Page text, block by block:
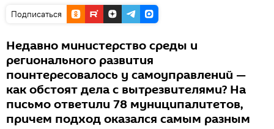
Подписаться
Недавно министерство среды и
регионального развития
поинтересовалось у самоуправлений —
как обстоят дела с вытрезвителями? На
письмо ответили 78 муниципалитетов,
причем подход оказался самым разным